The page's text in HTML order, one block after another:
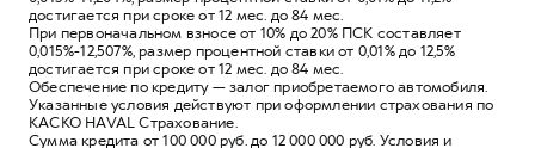
достигается при сроке от 12 мес. до 84 мес.
При первоначальном взносе от 10% до 20% ПСК составляет
0,015%-12,507%, размер процентной ставки от 0,01% до 12,5%
достигается при сроке от 12 мес. до 84 мес.
Обеспечение по кредиту — залог приобретаемого автомобиля.
Указанные условия действуют при оформлении страхования по
КАСКО HAVAL Страхование.
Сумма кредита от 100 000 руб. до 12 000 000 руб. Условия и